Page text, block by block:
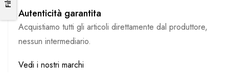
Autenticità garantita
Acquistiamo tutti gli articoli direttamente dal produttore,
nessun intermediario.
Vedi i nostri marchi